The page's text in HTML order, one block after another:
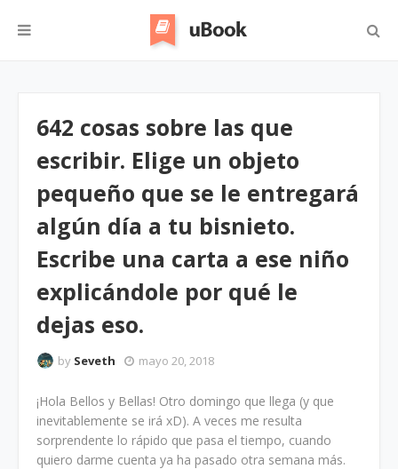
642 cosas sobre las que
escribir. Elige un objeto
pequeño que se le entregará
algún día a tu bisnieto.
Escribe una carta a ese niño
explicándole por qué le
dejas eso.
by Seveth mayo 20, 2018
¡Hola Bellos y Bellas! Otro domingo que llega (y que
inevitablemente se irá xD). A veces me resulta
sorprendente lo rápido que pasa el tiempo, cuando
quiero darme cuenta ya ha pasado otra semana más.